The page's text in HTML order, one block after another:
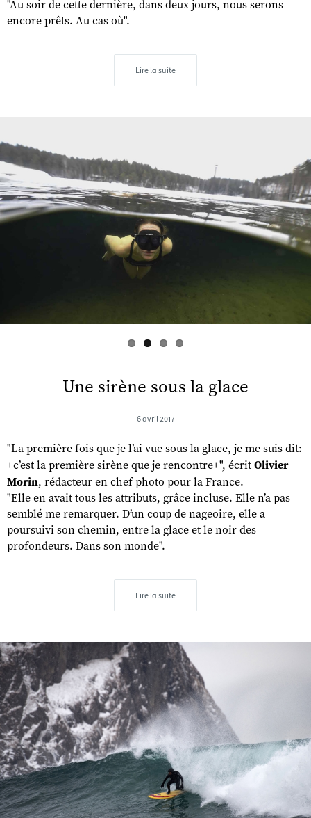
"Au soir de cette dernière, dans deux jours, nous serons
encore prêts. Au cas où".
Lire la suite
Une sirène sous la glace
6 avril 2017
"La première fois que je l’ai vue sous la glace, je me suis dit:
+c’est la première sirène que je rencontre+", écrit Olivier
Morin, rédacteur en chef photo pour la France.
"Elle en avait tous les attributs, grâce incluse. Elle n’a pas
semblé me remarquer. D’un coup de nageoire, elle a
poursuivi son chemin, entre la glace et le noir des
profondeurs. Dans son monde".
Lire la suite